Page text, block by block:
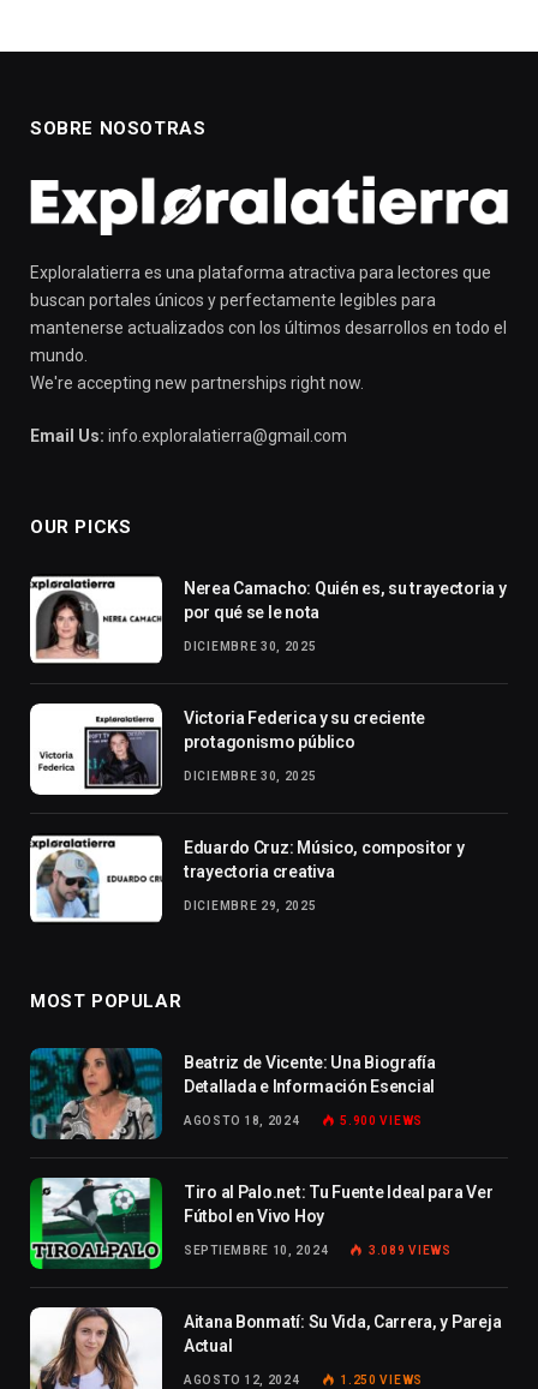
SOBRE NOSOTRAS
Exploralatierra es una plataforma atractiva para lectores que
buscan portales únicos y perfectamente legibles para
mantenerse actualizados con los últimos desarrollos en todo el
mundo.
We're accepting new partnerships right now.
Email Us: info.exploralatierra@gmail.com
OUR PICKS
Nerea Camacho: Quién es, su trayectoria y
por qué se le nota
DICIEMBRE 30, 2025
Victoria Federica y su creciente
protagonismo público
DICIEMBRE 30, 2025
Eduardo Cruz: Músico, compositor y
trayectoria creativa
DICIEMBRE 29, 2025
MOST POPULAR
Beatriz de Vicente: Una Biografía
Detallada e Información Esencial
AGOSTO 18, 2024 5.900VIEWS
Tiro al Palo.net: Tu Fuente Ideal para Ver
Fútbol en Vivo Hoy
SEPTIEMBRE 10, 2024 3.089VIEWS
Aitana Bonmatí: Su Vida, Carrera, y Pareja
Actual
AGOSTO 12, 2024 1.250VIEWS